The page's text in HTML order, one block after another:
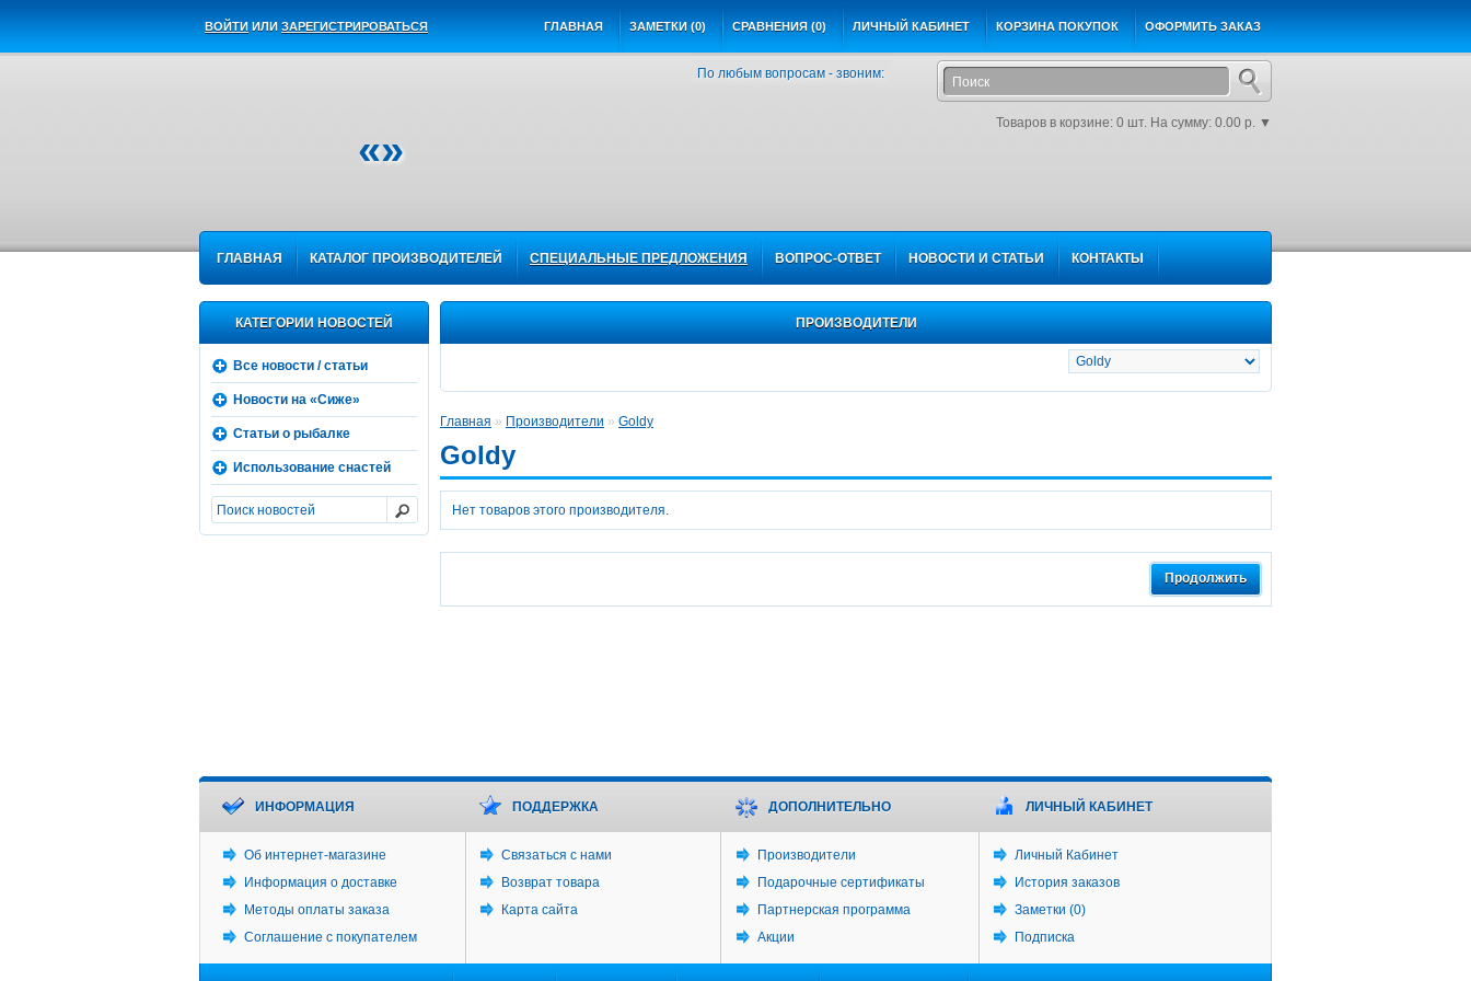
«»
По любым вопросам - звоним:
Товаров в корзине: 0 шт. На сумму: 0.00 р. ▼
ВОЙТИ ИЛИ ЗАРЕГИСТРИРОВАТЬСЯ ГЛАВНАЯ ЗАМЕТКИ (0) СРАВНЕНИЯ (0) ЛИЧНЫЙ КАБИНЕТ КОРЗИНА ПОКУПОК ОФОРМИТЬ ЗАКАЗ
ГЛАВНАЯ КАТАЛОГ ПРОИЗВОДИТЕЛЕЙ СПЕЦИАЛЬНЫЕ ПРЕДЛОЖЕНИЯ ВОПРОС-ОТВЕТ НОВОСТИ И СТАТЬИ КОНТАКТЫ
КАТЕГОРИИ НОВОСТЕЙ
Все новости / статьи
Новости на «Сиже»
Статьи о рыбалке
Использование снастей
ПРОИЗВОДИТЕЛИ
Главная » Производители » Goldy
Goldy
Нет товаров этого производителя.
Продолжить
ИНФОРМАЦИЯ
Об интернет-магазине
Информация о доставке
Методы оплаты заказа
Соглашение с покупателем
ПОДДЕРЖКА
Связаться с нами
Возврат товара
Карта сайта
ДОПОЛНИТЕЛЬНО
Производители
Подарочные сертификаты
Партнерская программа
Акции
ЛИЧНЫЙ КАБИНЕТ
Личный Кабинет
История заказов
Заметки (0)
Подписка